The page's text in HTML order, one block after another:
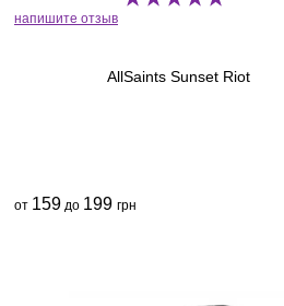
напишите отзыв
AllSaints Sunset Riot
от 159 до 199 грн